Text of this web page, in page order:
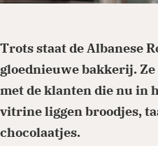
Trots staat de Albanese
gloednieuwe bakkerij.
met de klanten die nu in
vitrine liggen broodjes,
chocolaatjes.
belastingvoordeel.
Doneren